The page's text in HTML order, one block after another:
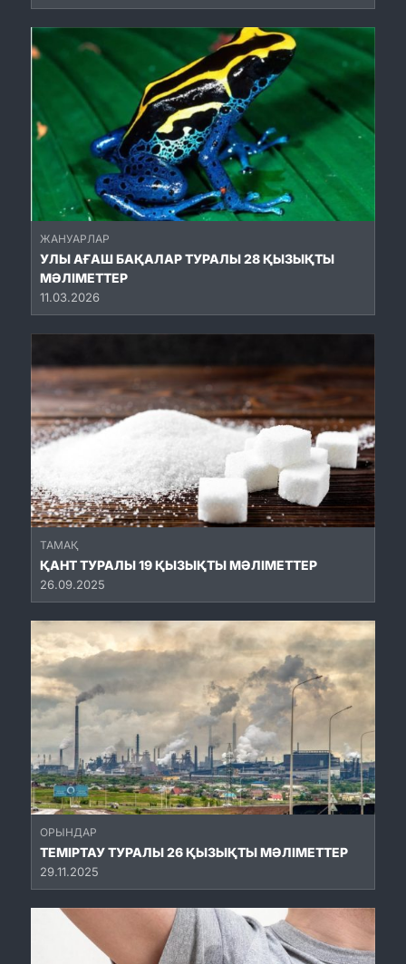
ЖАНУАРЛАР
УЛЫ АҒАШ БАҚАЛАР ТУРАЛЫ 28 ҚЫЗЫҚТЫ
МӘЛІМЕТТЕР
11.03.2026
ТАМАҚ
ҚАНТ ТУРАЛЫ 19 ҚЫЗЫҚТЫ МӘЛІМЕТТЕР
26.09.2025
ОРЫНДАР
ТЕМІРТАУ ТУРАЛЫ 26 ҚЫЗЫҚТЫ МӘЛІМЕТТЕР
29.11.2025